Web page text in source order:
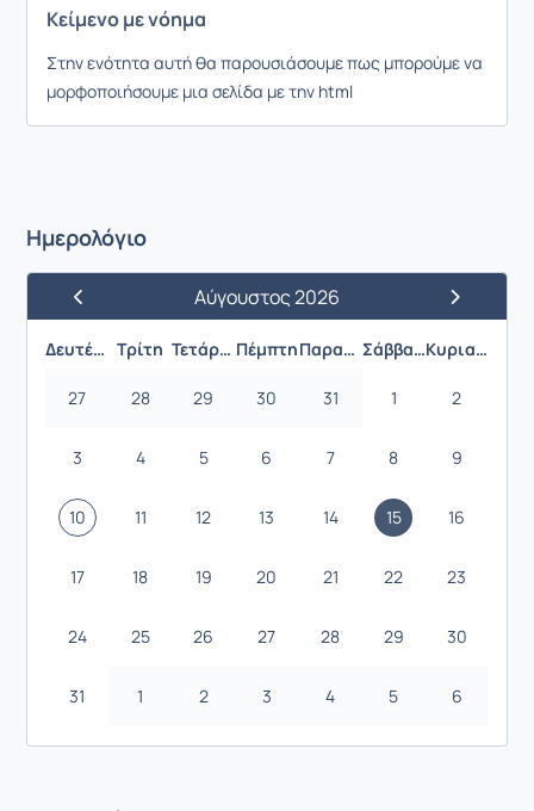
Κείμενο με νόημα
Στην ενότητα αυτή θα παρουσιάσουμε πως μπορούμε να
μορφοποιήσουμε μια σελίδα με την html
Ημερολόγιο
Προηγούμενος ΜήναςΑύγουστος 2026
Επόμενος
Δευτέρα Τρίτη Τετάρτη Πέμπτη Παρασκευή Σάββατο Κυριακή
27 28 29 30 31 1 2
3 4 5 6 7 8 9
10 11 12 13 14 15 16
17 18 19 20 21 22 23
24 25 26 27 28 29 30
31 1 2 3 4 5 6